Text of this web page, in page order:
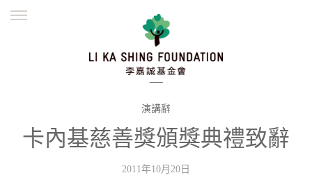
並肩同行
繁體
演講辭
卡內基慈善獎頒獎典禮致辭
2011年10月20日